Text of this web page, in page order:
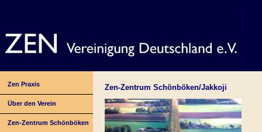
Zen Praxis
Über den Verein
Zen-Zentrum Schönböken
Zen-Zentrum Schönböken/Jakkoji